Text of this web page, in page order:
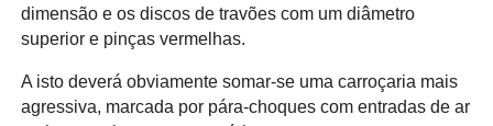
dimensão e os discos de travões com um diâmetro
superior e pinças vermelhas.
A isto deverá obviamente somar-se uma carroçaria mais
agressiva, marcada por pára-choques com entradas de ar